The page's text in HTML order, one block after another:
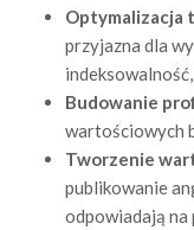
Optymalizacja
przyjazna dla
indeksowalność,
Budowanie
wartościowych
Tworzenie
publikowanie
odpowiadają